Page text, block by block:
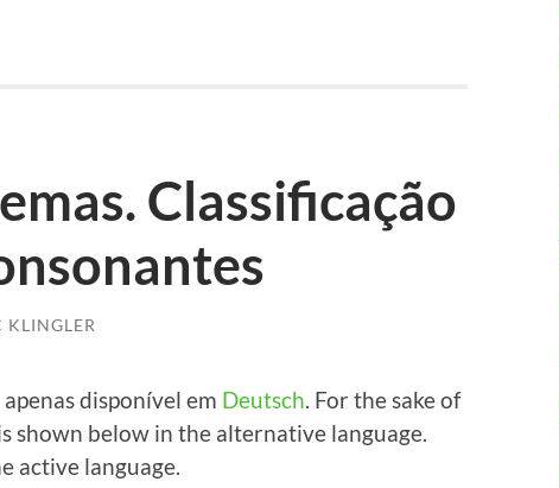
Classificação
KLINGLER
dis­poní­vel em Deutsch. For the sake of
shown below in the alter­na­ti­ve lan­guage.
acti­ve language.